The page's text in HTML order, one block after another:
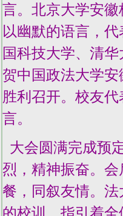
言。北京大学安
以幽默的语言，
国科技大学、清
贺中国政法大学
胜利召开。校友
言。
大会圆满完成预
烈，精神振奋。
餐，同叙友情。